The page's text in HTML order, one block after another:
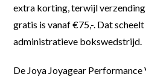
extra korting, terwijl
gratis is vanaf €75,-. Dat
administratieve bokswedstrijd.
De Joya Joyagear